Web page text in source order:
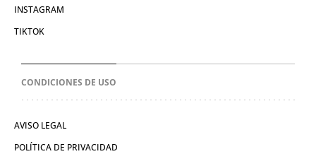
INSTAGRAM
TIKTOK
CONDICIONES DE USO
AVISO LEGAL
POLÍTICA DE PRIVACIDAD